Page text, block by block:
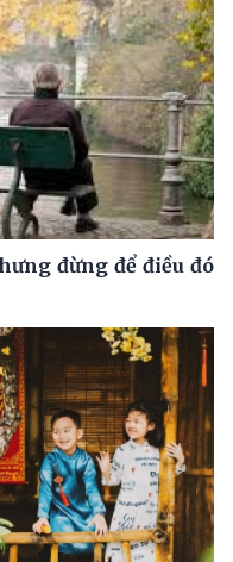
đừng để điều đó